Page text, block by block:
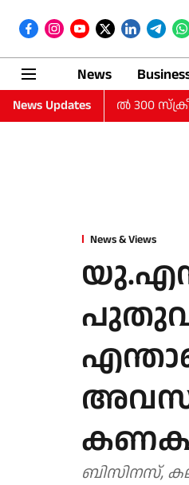
News
News Updates 300
News & Views
ബിസിനസ്,